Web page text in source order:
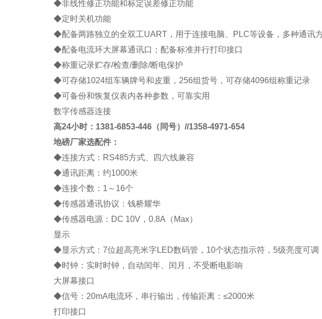
◆非线性修正功能和标定误差修正功能
◆定时关机功能
◆配备两路独立的全双工UART，用于连接电脑、 PLC等设备，多种通讯
◆配备电流环大屏幕通讯口；配备标准并行打印接口
◆称重记录贮存/检查/删除/断电保护
◆可存储1024组车辆牌号和皮重， 256组货号，可存储4096组称重记录
◆可备份和恢复仪表内各种参数，可靠实用
数字传感器连接
高24小时：1381-6853-446（同号）//1358-4971-654
地磅厂家选配件：
◆连接方式： RS485方式、四六线兼容
◆通讯距离：约1000米
◆连接个数： 1 ～ 16个
◆传感器通讯协议： 钱桥耀华
◆传感器电源： DC 10V， 0.8A （ Max）
显示
◆显示方式： 7位超高亮米字LED数码管， 10个状态指示符， 5级亮度可调
◆时钟：实时时钟，自动闰年、闰月，不受断电影响
大屏幕接口
◆信号： 20mA电流环，串行输出，传输距离： ≤2000米
打印接口